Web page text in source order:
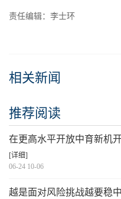
责任编辑：李士环
相关新闻
推荐阅读
在更高水平开放中育新机
[详细]
06-24 10-06
越是面对风险挑战越要稳